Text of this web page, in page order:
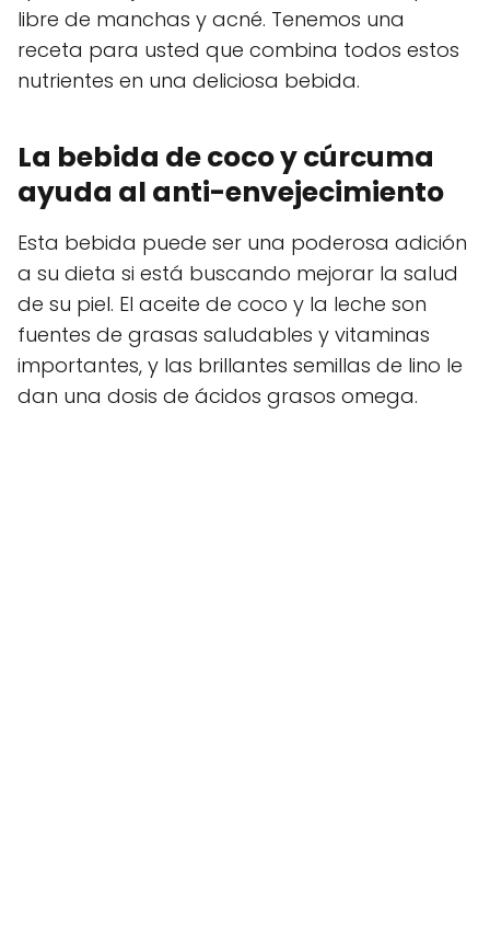
libre de manchas y acné. Tenemos una
receta para usted que combina todos estos
nutrientes en una deliciosa bebida.
La bebida de coco y cúrcuma
ayuda al anti-envejecimiento
Esta bebida puede ser una poderosa adición
a su dieta si está buscando mejorar la salud
de su piel. El aceite de coco y la leche son
fuentes de grasas saludables y vitaminas
importantes, y las brillantes semillas de lino le
dan una dosis de ácidos grasos omega.